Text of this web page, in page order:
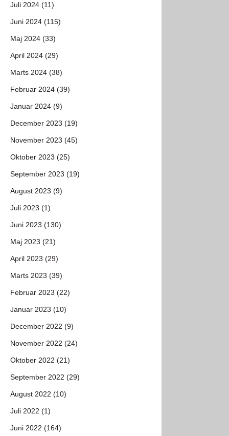
Juli 2024 (11)
Juni 2024 (115)
Maj 2024 (33)
April 2024 (29)
Marts 2024 (38)
Februar 2024 (39)
Januar 2024 (9)
December 2023 (19)
November 2023 (45)
Oktober 2023 (25)
September 2023 (19)
August 2023 (9)
Juli 2023 (1)
Juni 2023 (130)
Maj 2023 (21)
April 2023 (29)
Marts 2023 (39)
Februar 2023 (22)
Januar 2023 (10)
December 2022 (9)
November 2022 (24)
Oktober 2022 (21)
September 2022 (29)
August 2022 (10)
Juli 2022 (1)
Juni 2022 (164)